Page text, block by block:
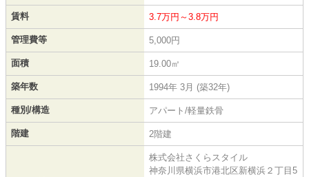
賃料 3.7万円～3.8万円
管理費等 5,000円
面積 19.00㎡
築年数 1994年 3月 (築32年)
種別/構造 アパート/軽量鉄骨
階建 2階建
株式会社さくらスタイル
神奈川県横浜市港北区新横浜２丁目5